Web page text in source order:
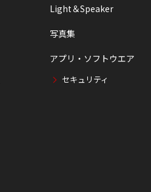
Light＆Speaker
写真集
アプリ・ソフトウエア
セキュリティ